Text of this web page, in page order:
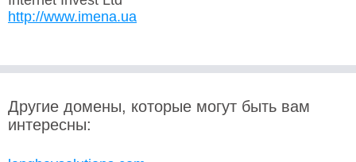
http://www.imena.ua
Другие домены, которые могут быть вам
интересны: